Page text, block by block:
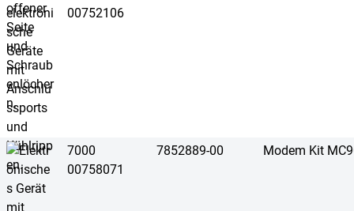
00752106
7000
00758071
7852889-00 Modem Kit